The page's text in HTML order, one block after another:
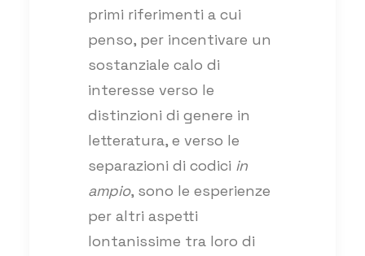
primi riferimenti a cui
penso, per incentivare un
sostanziale calo di
interesse verso le
distinzioni di genere in
letteratura, e verso le
separazioni di codici in
ampio, sono le esperienze
per altri aspetti
lontanissime tra loro di